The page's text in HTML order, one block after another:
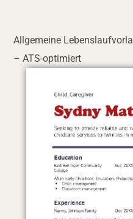
Allgemeine
– ATS-optimiert